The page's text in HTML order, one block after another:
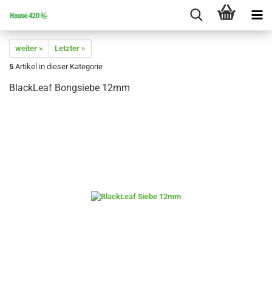
weiter »
Letzter »
5 Artikel in dieser Kategorie
BlackLeaf Bongsiebe 12mm